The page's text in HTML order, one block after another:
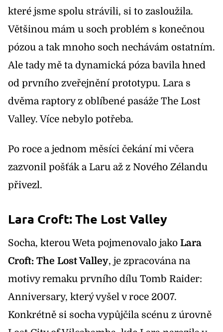
které jsme spolu strávili, si to zasloužila.
Většinou mám u soch problém s konečnou
pózou a tak mnoho soch nechávám ostatním.
Ale tady mě ta dynamická póza bavila hned
od prvního zveřejnění prototypu. Lara s
dvěma raptory z oblíbené pasáže The Lost
Valley. Více nebylo potřeba.
Po roce a jednom měsíci čekání mi včera
zazvonil pošťák a Laru až z Nového Zélandu
přivezl.
Lara Croft: The Lost Valley
Socha, kterou Weta pojmenovalo jako Lara
Croft: The Lost Valley, je zpracována na
motivy remaku prvního dílu Tomb Raider:
Anniversary, který vyšel v roce 2007.
Konkrétně si socha vypůjčila scénu z úrovně